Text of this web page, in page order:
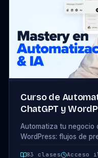
Curso de
ChatGPT y
Automatiza tu negocio
WordPress: flujos de
83 clases Acceso